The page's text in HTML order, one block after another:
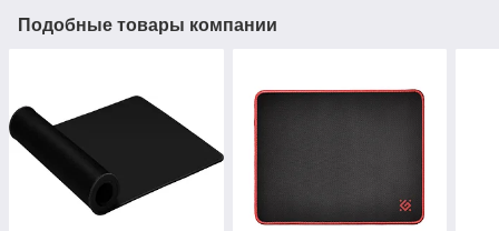
Подобные товары компании